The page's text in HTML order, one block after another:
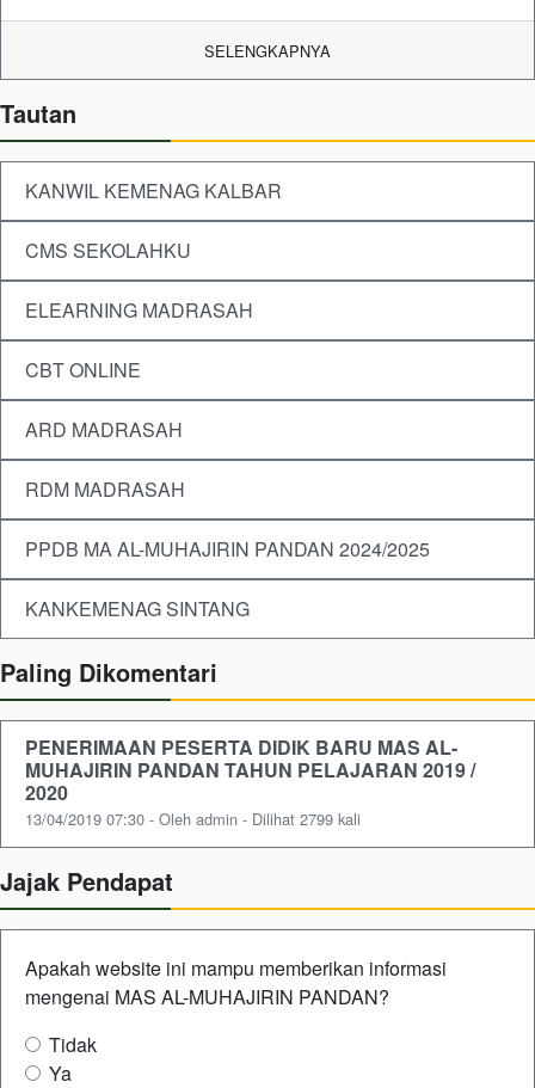
SELENGKAPNYA
Tautan
KANWIL KEMENAG KALBAR
CMS SEKOLAHKU
ELEARNING MADRASAH
CBT ONLINE
ARD MADRASAH
RDM MADRASAH
PPDB MA AL-MUHAJIRIN PANDAN 2024/2025
KANKEMENAG SINTANG
Paling Dikomentari
PENERIMAAN PESERTA DIDIK BARU MAS AL-
MUHAJIRIN PANDAN TAHUN PELAJARAN 2019 /
2020
13/04/2019 07:30 - Oleh admin - Dilihat 2799 kali
Jajak Pendapat
Apakah website ini mampu memberikan informasi
mengenai MAS AL-MUHAJIRIN PANDAN?
Tidak
Ya